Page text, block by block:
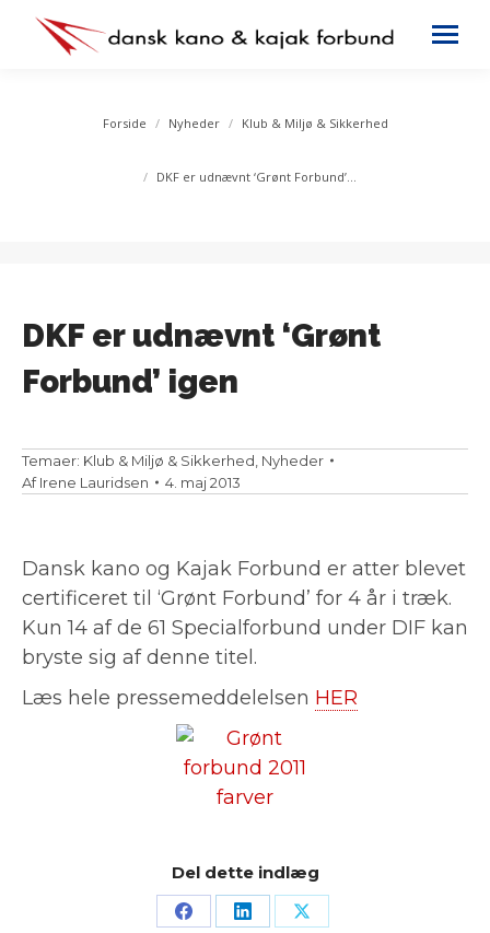
You are here:
Forside Nyheder Klub & Miljø & Sikkerhed
DKF er udnævnt ‘Grønt Forbund’…
DKF er udnævnt ‘Grønt
Forbund’ igen
Temaer: Klub & Miljø & Sikkerhed Nyheder
AfIrene Lauridsen 4. maj 2013
Dansk kano og Kajak Forbund er atter blevet
certificeret til ‘Grønt Forbund’ for 4 år i træk.
Kun 14 af de 61 Specialforbund under DIF kan
bryste sig af denne titel.
Læs hele pressemeddelelsen HER
Del dette indlæg